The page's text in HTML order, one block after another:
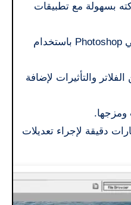
بسهولة مع تطبيقات
حرر صور RAW مباشرة في Photoshop باستخدام
والتأثيرات لإضافة
دقيقة لإجراء تعديلات